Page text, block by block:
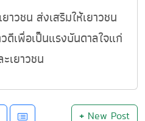
าวชน ส่งเสริมให้เยาวชน
ดีเพื่อเป็นแรงบันดาลใจแก่
เยาวชน
+New Post